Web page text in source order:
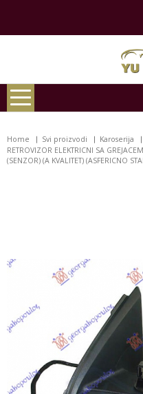
Home Svi proizvodi Karoserija
RETROVIZOR ELEKTRICNI SA
(SENZOR) (A KVALITET) (ASFERICNO